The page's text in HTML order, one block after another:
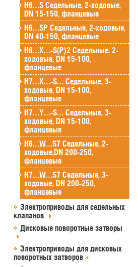
H6…S Седельные, 2-ходовые,
DN 15-150, фланцевые
H6…SP Седельные, 2-ходовые,
DN 40-150, фланцевые
H6…X…-S(P)2 Седельные, 2-
ходовые, DN 15-100,
фланцевые
H7…X…-S… Седельные, 3-
ходовые, DN 15-100,
фланцевые
H7…Y…-S… Седельные, 3-
ходовые, DN 15-100,
фланцевые
H6…W…S7 Седельные, 2-
ходовые,DN 200-250,
фланцевые
H7…W…S7 Седельные, 3-
ходовые, DN 200-250,
фланцевые
Электроприводы для седельных
клапанов
Дисковые поворотные затворы
Электроприводы для дисковых
поворотных затворов